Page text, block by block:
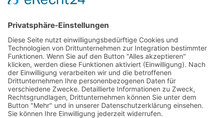
Nachnahmegebühren, wenn nicht anders beschrieben
viba.de
4.90von5.00bei1684
Kontakt Versandkosten und Lieferung
Zahlungsarten
FAQ – Häufig gestellte Fragen
Mein Konto
Allgemeine Geschäftsbedingungen
Datenschutz
Impressum
Barrierefreiheit
Cookie-Einstellungen
Widerrufsbelehrung
Vertrag widerrufen